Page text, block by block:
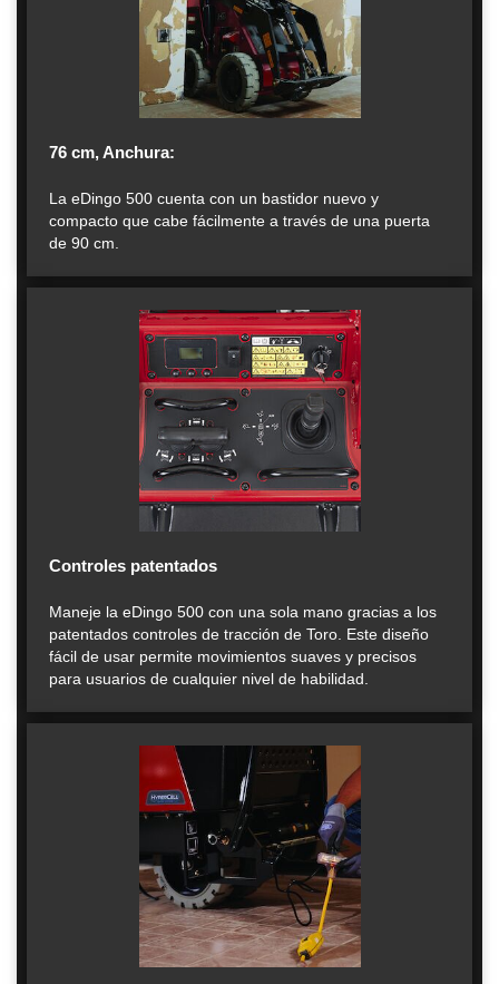
76 cm, Anchura:
La eDingo 500 cuenta con un bastidor nuevo y
compacto que cabe fácilmente a través de una puerta
de 90 cm.
Controles patentados
Maneje la eDingo 500 con una sola mano gracias a los
patentados controles de tracción de Toro. Este diseño
fácil de usar permite movimientos suaves y precisos
para usuarios de cualquier nivel de habilidad.